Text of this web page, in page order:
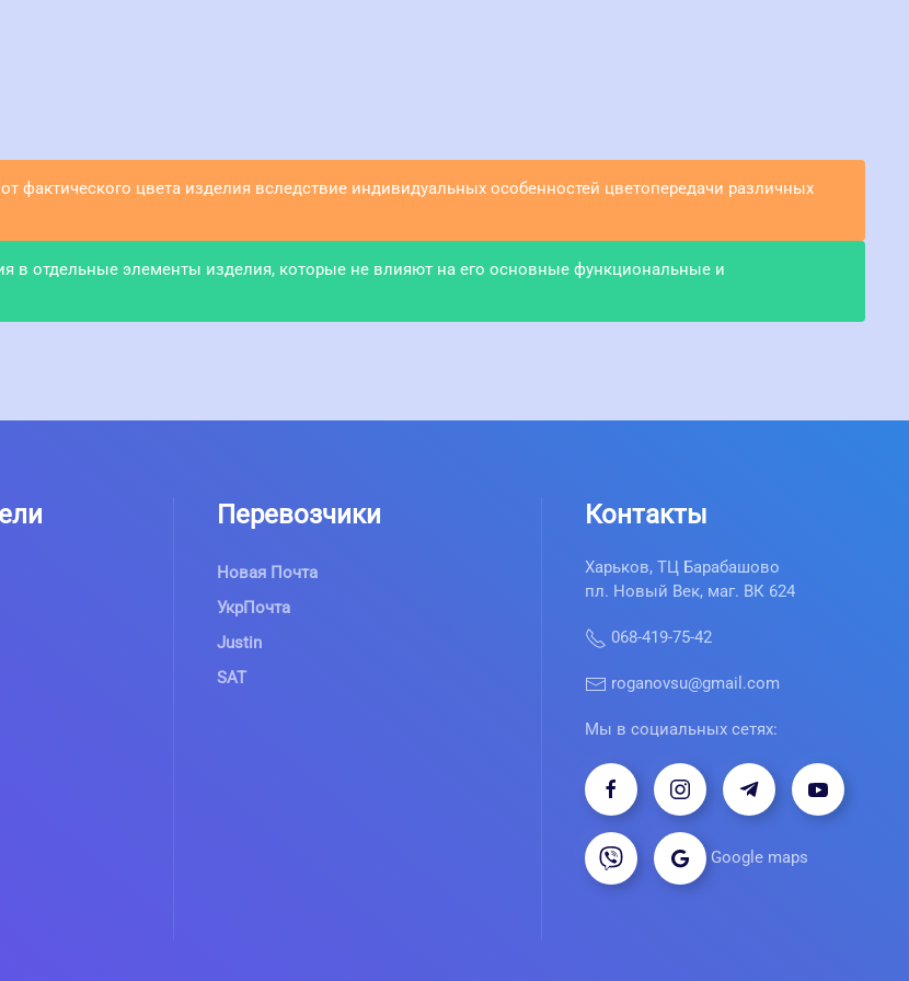
фактического цвета изделия вследствие индивидуальных особенностей цветопередачи различных
в отдельные элементы изделия, которые не влияют на его основные функциональные и
Перевозчики
Новая Почта
УкрПочта
Justin
SAT
Контакты
Харьков, ТЦ Барабашово
пл. Новый Век, маг. ВК 624
068-419-75-42
roganovsu@gmail.com
Мы в социальных сетях:
Google maps